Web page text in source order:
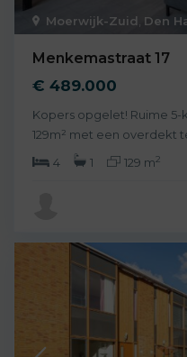
Moerwijk-Zuid Den
Menkemastraat 17
€ 489.000
Kopers opgelet! Ruime 5-
129m² met een overdekt
4
1 129 m2